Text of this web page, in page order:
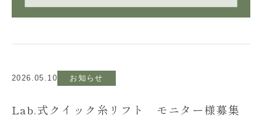
2026.05.10 お知らせ
Lab.式クイック糸リフト モニター様募集